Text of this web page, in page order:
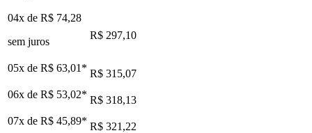
04x de R$ 74,28
sem juros
R$ 297,10
05x de R$ 63,01 * R$ 315,07
06x de R$ 53,02* R$ 318,13
07x de R$ 45,89* R$ 321,22